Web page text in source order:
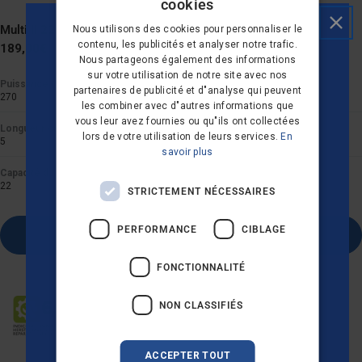
Multi II 22 T Aspirateur eau et poussière, 1200 W
Prix
189,00€
Puissance (W)
270
Longueur câble électrique (m)
5
Capacité du réservoir (litres)
22
Ajouter au panier
GERMAN
DUTCH
FRENCH
FINNISH
SWEDISH
IT
cookies
Nous utilisons des cookies pour personnaliser le
contenu, les publicités et analyser notre trafic.
Nous partageons également des informations
sur votre utilisation de notre site avec nos
partenaires de publicité et d"analyse qui peuvent
les combiner avec d"autres informations que
vous leur avez fournies ou qu"ils ont collectées
lors de votre utilisation de leurs services. En
savoir plus
STRICTEMENT NÉCESSAIRES
PERFORMANCE CIBLAGE
FONCTIONNALITÉ
NON CLASSIFIÉS
ACCEPTER TOUT
SOUHAITEZ-VOUS 10
% DE RÉDUCTION SUR
VOTRE PREMIÈRE
Non merci